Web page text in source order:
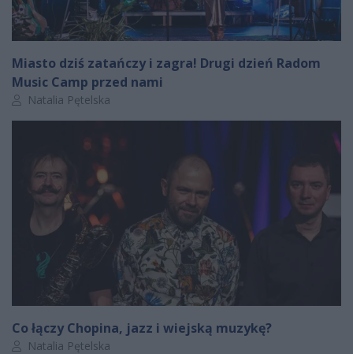
Miasto dziś zatańczy i zagra! Drugi dzień Radom
Music Camp przed nami
Autor artykułu:
Natalia Pętelska
Co łączy Chopina, jazz i wiejską muzykę?
Autor artykułu:
Natalia Pętelska